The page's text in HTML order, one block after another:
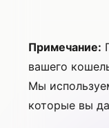
Примечание:
вашего
Мы
которые вы